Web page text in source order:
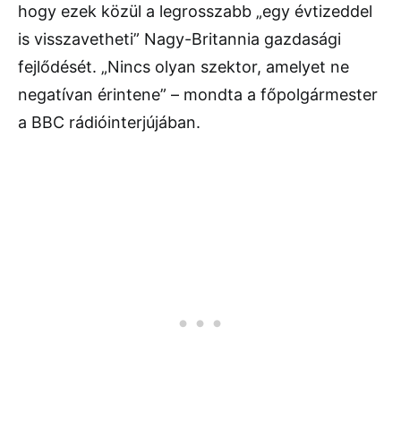
hogy ezek közül a legrosszabb „egy évtizeddel
is visszavetheti” Nagy-Britannia gazdasági
fejlődését. „Nincs olyan szektor, amelyet ne
negatívan érintene” – mondta a főpolgármester
a BBC rádióinterjújában.